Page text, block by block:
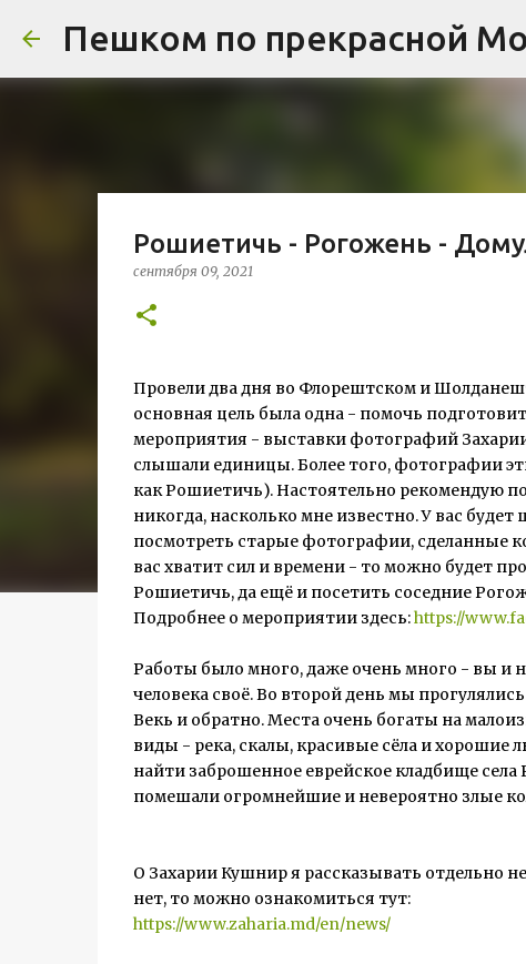
Пешком по прекрасной
Рошиетичь - Рогожень -
сентября 09, 2021
Провели два дня во Флорештском и
основная цель была одна - помочь
мероприятия - выставки фотографий
слышали единицы. Более того, фотографии
как Рошиетичь). Настоятельно рекомендую
никогда, насколько мне известно. У вас
посмотреть старые фотографии, сделанные
вас хватит сил и времени - то можно будет
Рошиетичь, да ещё и посетить соседние
Подробнее о мероприятии здесь:https://
Работы было много, даже очень много - вы и
человека своё. Во второй день мы
Векь и обратно. Места очень богаты на
виды - река, скалы, красивые сёла и хорошие
найти заброшенное еврейское кладбище
помешали огромнейшие и невероятно злые
О Захарии Кушнир я рассказывать отдельно
нет, то можно ознакомиться тут:
https://www.zaharia.md/en/news/